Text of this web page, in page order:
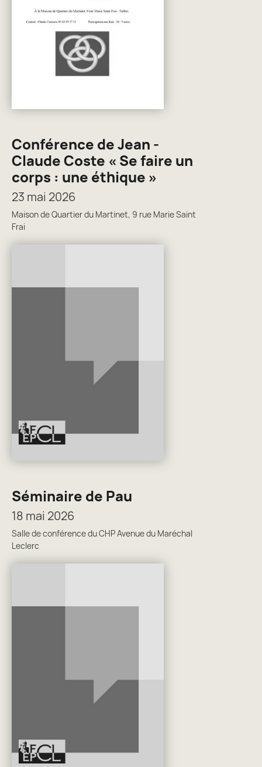
Conférence de Jean -
Claude Coste « Se faire un
corps : une éthique »
23 mai 2026
Maison de Quartier du Martinet, 9 rue Marie Saint
Frai
Séminaire de Pau
18 mai 2026
Salle de conférence du CHP Avenue du Maréchal
Leclerc